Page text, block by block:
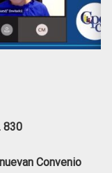
830
Convenio